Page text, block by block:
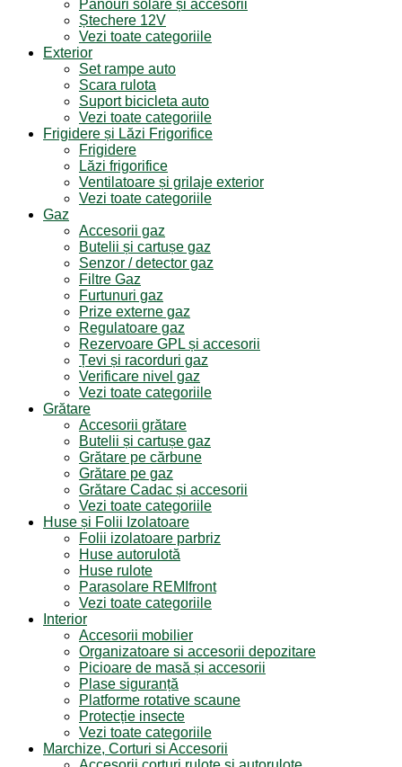
Panouri solare și accesorii
Ștechere 12V
Vezi toate categoriile
Exterior
Set rampe auto
Scara rulota
Suport bicicleta auto
Vezi toate categoriile
Frigidere și Lăzi Frigorifice
Frigidere
Lăzi frigorifice
Ventilatoare și grilaje exterior
Vezi toate categoriile
Gaz
Accesorii gaz
Butelii și cartușe gaz
Senzor / detector gaz
Filtre Gaz
Furtunuri gaz
Prize externe gaz
Regulatoare gaz
Rezervoare GPL și accesorii
Țevi și racorduri gaz
Verificare nivel gaz
Vezi toate categoriile
Grătare
Accesorii grătare
Butelii și cartușe gaz
Grătare pe cărbune
Grătare pe gaz
Grătare Cadac și accesorii
Vezi toate categoriile
Huse și Folii Izolatoare
Folii izolatoare parbriz
Huse autorulotă
Huse rulote
Parasolare REMIfront
Vezi toate categoriile
Interior
Accesorii mobilier
Organizatoare si accesorii depozitare
Picioare de masă și accesorii
Plase siguranță
Platforme rotative scaune
Protecție insecte
Vezi toate categoriile
Marchize, Corturi si Accesorii